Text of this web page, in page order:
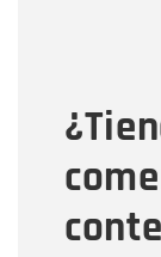
Tipo de
Mensaje